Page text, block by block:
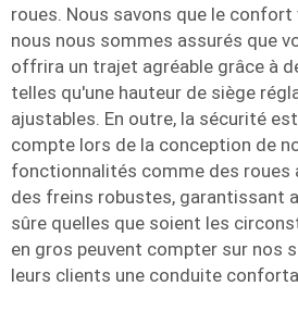
roues. Nous savons que le
nous nous sommes assurés que
offrira un trajet agréable grâce à
telles qu'une hauteur de siège
ajustables. En outre, la sécurité
compte lors de la conception de
fonctionnalités comme des roues
des freins robustes, garantissant
sûre quelles que soient les
en gros peuvent compter sur nos
leurs clients une conduite